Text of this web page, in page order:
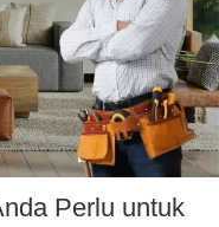
Perlu untuk